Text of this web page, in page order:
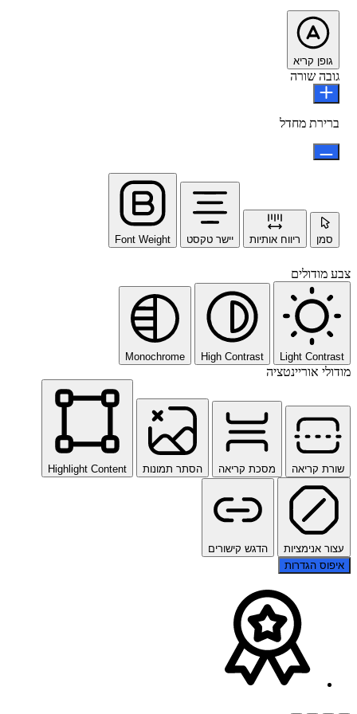
גופן קריא
גובה שורה
ברירת מחדל
סמן ריווח אותיות יישר טקסט Font Weight
צבע מודולים
Light Contrast
High Contrast
Monochrome
מודולי אוריינטציה
שורת קריאה מסכת קריאה הסתר תמונות Highlight Content
עצור אנימציות
הדגש קישורים
איפוס הגדרות